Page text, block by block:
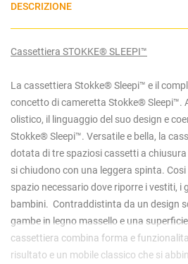
DESCRIZIONE
Cassettiera STOKKE® SLEEPI™
La cassettiera Stokke® Sleepi™ e il
concetto di cameretta Stokke® Sleepi™.
olistico, il linguaggio del suo design e
Stokke® Sleepi™.​ Versatile e bella, la
dotata di tre spaziosi cassetti a
si chiudono con una leggera spinta.
spazio necessario dove riporre i vestiti, i
bambini. ​ ​Contraddistinta da un design
gambe in legno massello e una
cassettiera combina forma e
risultato e un mobile classico che si